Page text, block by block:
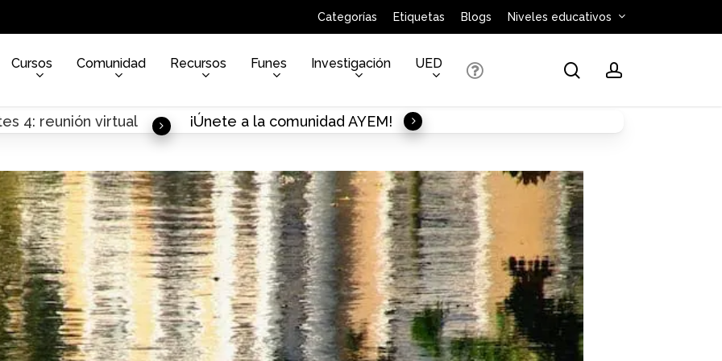
Categorías Etiquetas Blogs Niveles educativos
Cursos Comunidad Recursos Funes Investigación UED searchaccount
4: reunión virtual ¡Únete a la comunidad AYEM!